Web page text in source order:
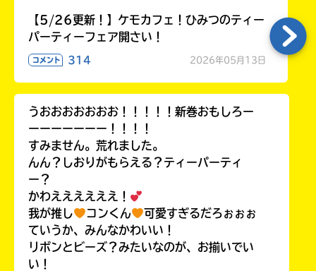
【5/26更新！】ケモカフェ！ひみつのティー
パーティーフェア開さい！
コメント 314 2026年05月13日
うおおおおおおお！！！！！新巻おもしろー
ーーーーーーー！！！！
すみません。荒れました。
んん？しおりがもらえる？ティーパーティ
ー？
かわええええええ！
我が推し
コンくん
可愛すぎるだろぉぉぉ
ていうか、みんなかわいい！
リボンとビーズ？みたいなのが、お揃いでい
い！